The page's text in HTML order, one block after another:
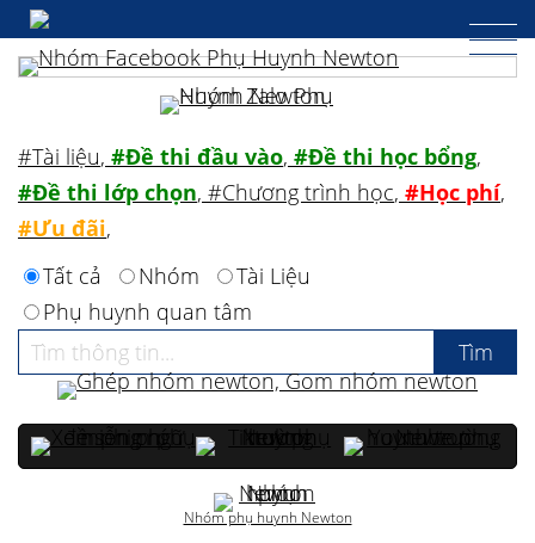
#Tài liệu, #Đề thi đầu vào, #Đề thi học bổng,
#Đề thi lớp chọn, #Chương trình học, #Học phí,
#Ưu đãi,
Tất cả
Nhóm
Tài Liệu
Phụ huynh quan tâm
Nhóm phụ huynh Newton